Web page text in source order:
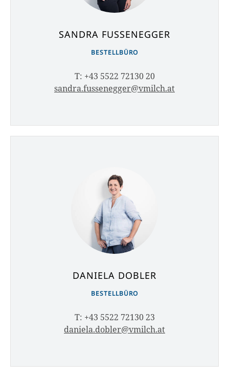
SANDRA FUSSENEGGER
BESTELLBÜRO
T: +43 5522 72130 20
sandra.fussenegger@vmilch.at
DANIELA DOBLER
BESTELLBÜRO
T: +43 5522 72130 23
daniela.dobler@vmilch.at